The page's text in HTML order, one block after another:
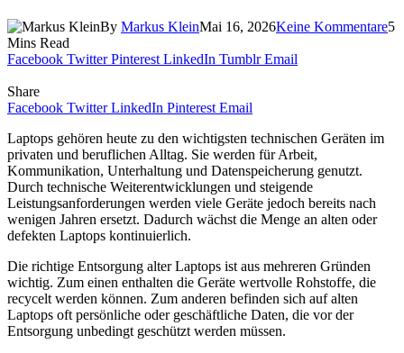
By Markus KleinMai 16, 2026Keine Kommentare5
Mins Read
Facebook Twitter Pinterest LinkedIn Tumblr Email
Share
Facebook Twitter LinkedIn Pinterest Email
Laptops gehören heute zu den wichtigsten technischen Geräten im
privaten und beruflichen Alltag. Sie werden für Arbeit,
Kommunikation, Unterhaltung und Datenspeicherung genutzt.
Durch technische Weiterentwicklungen und steigende
Leistungsanforderungen werden viele Geräte jedoch bereits nach
wenigen Jahren ersetzt. Dadurch wächst die Menge an alten oder
defekten Laptops kontinuierlich.
Die richtige Entsorgung alter Laptops ist aus mehreren Gründen
wichtig. Zum einen enthalten die Geräte wertvolle Rohstoffe, die
recycelt werden können. Zum anderen befinden sich auf alten
Laptops oft persönliche oder geschäftliche Daten, die vor der
Entsorgung unbedingt geschützt werden müssen.